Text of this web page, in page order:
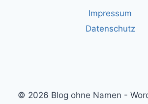
Impressum
Datenschutz
© 2026 Blog ohne Namen -